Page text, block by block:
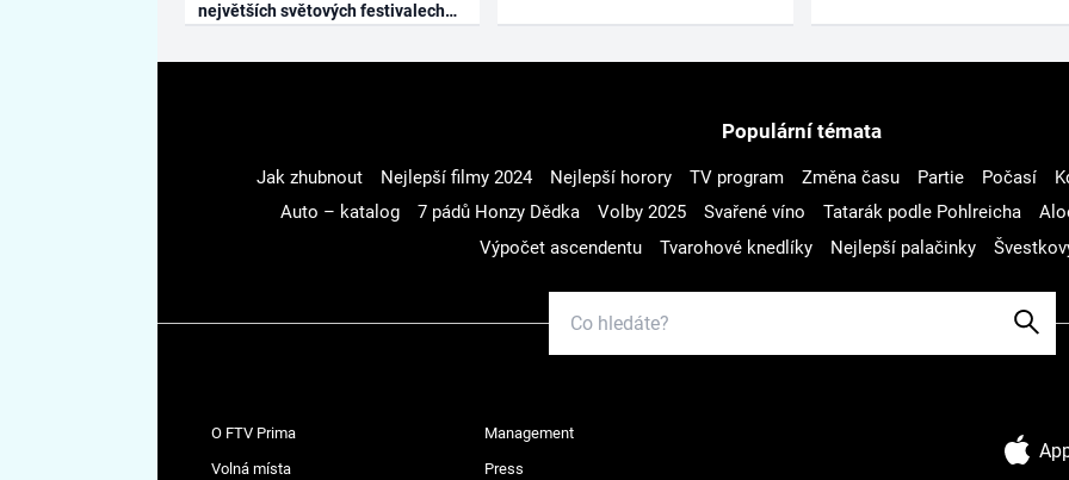
největších světových festivalech
Populární témata
Jak zhubnout Nejlepší filmy 2024 Nejlepší horory TV program Změna času Partie Počasí
Auto – katalog
7 pádů Honzy Dědka Volby 2025 Svařené víno Tatarák podle Pohlreicha
Výpočet ascendentu
Tvarohové knedlíky Nejlepší palačinky
O FTV Prima Management
Volná místa Press